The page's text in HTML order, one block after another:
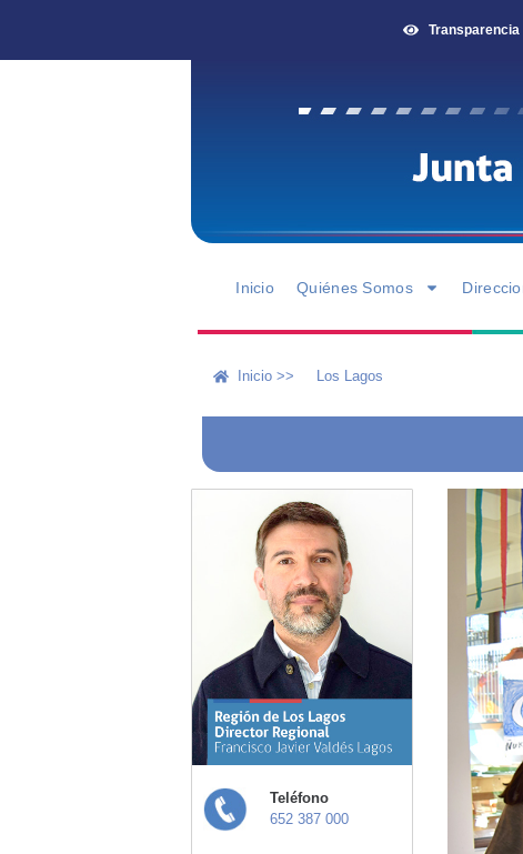
Transparencia
Inicio Quiénes Somos
Inicio >> Los Lagos
Teléfono
652 387 000